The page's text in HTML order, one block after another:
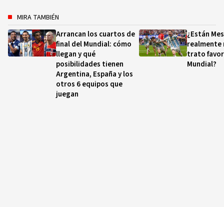
MIRA TAMBIÉN
Arrancan los cuartos de
final del Mundial: cómo
llegan y qué
posibilidades tienen
Argentina, España y los
otros 6 equipos que
juegan
¿Están
realmente
trato
Mundial?